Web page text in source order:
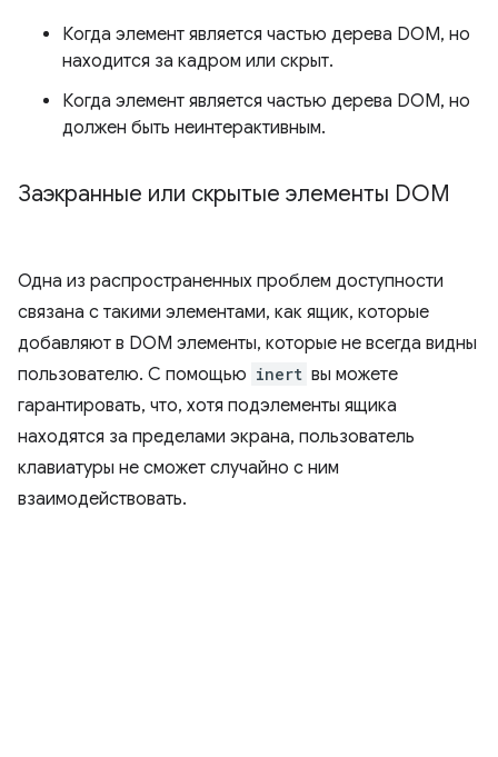
Когда элемент является частью дерева DOM, но
находится за кадром или скрыт.
Когда элемент является частью дерева DOM, но
должен быть неинтерактивным.
Заэкранные или скрытые элементы DOM
Одна из распространенных проблем доступности
связана с такими элементами, как ящик, которые
добавляют в DOM элементы, которые не всегда видны
пользователю. С помощью inert вы можете
гарантировать, что, хотя подэлементы ящика
находятся за пределами экрана, пользователь
клавиатуры не сможет случайно с ним
взаимодействовать.